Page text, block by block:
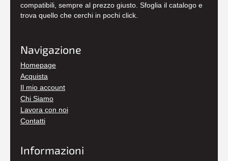
compatibili, sempre al prezzo giusto. Sfoglia il catalogo e
trova quello che cerchi in pochi click.
Navigazione
Homepage
Acquista
Il mio account
Chi Siamo
Lavora con noi
Contatti
Informazioni